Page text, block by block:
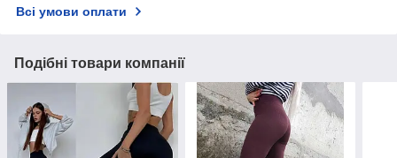
Всі умови оплати
Подібні товари компанії